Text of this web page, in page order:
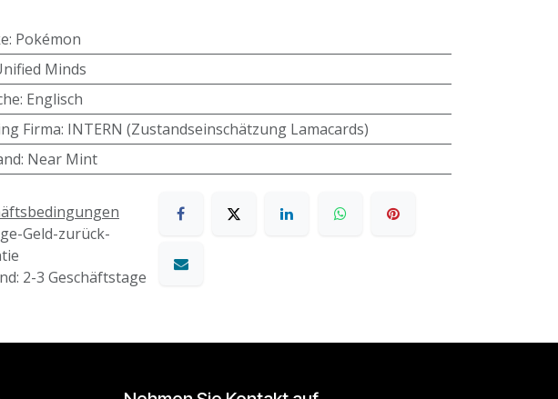
: Pokémon
Minds
: Englisch
Firma: INTERN (Zustandseinschätzung Lamacards)
: Near Mint
Geld-zurück-
2-3 Geschäftstage